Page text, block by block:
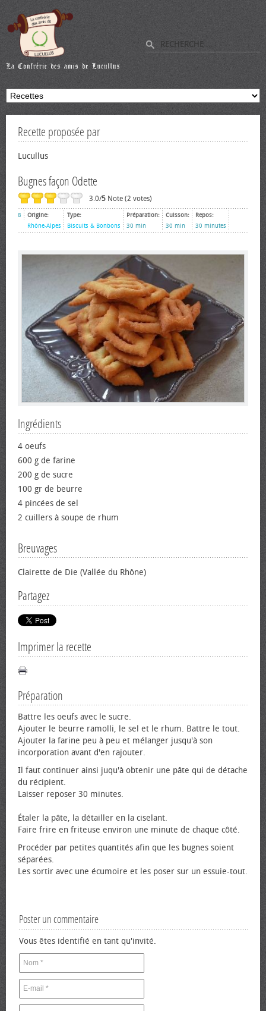
Recette proposée par
Lucullus
Bugnes façon Odette
3.0/5 Note (2 votes)
8
Origine:
Rhône-Alpes
Type:
Biscuits & Bonbons
Préparation:
30 min
Cuisson:
30 min
Repos:
30 minutes
Ingrédients
4 œufs
600 g de farine
200 g de sucre
100 gr de beurre
4 pincées de sel
2 cuillers à soupe de rhum
Breuvages
Clairette de Die (Vallée du Rhône)
Partagez
Imprimer la recette
Préparation
Battre les oeufs avec le sucre.
Ajouter le beurre ramolli, le sel et le rhum. Battre le tout.
Ajouter la farine peu à peu et mélanger jusqu'à son
incorporation avant d'en rajouter.
Il faut continuer ainsi juqu'à obtenir une pâte qui de détache
du récipient.
Laisser reposer 30 minutes.
Étaler la pâte, la détailler en la ciselant.
Faire frire en friteuse environ une minute de chaque côté.
Procéder par petites quantités afin que les bugnes soient
séparées.
Les sortir avec une écumoire et les poser sur un essuie-tout.
Poster un commentaire
Vous êtes identifié en tant qu'invité.